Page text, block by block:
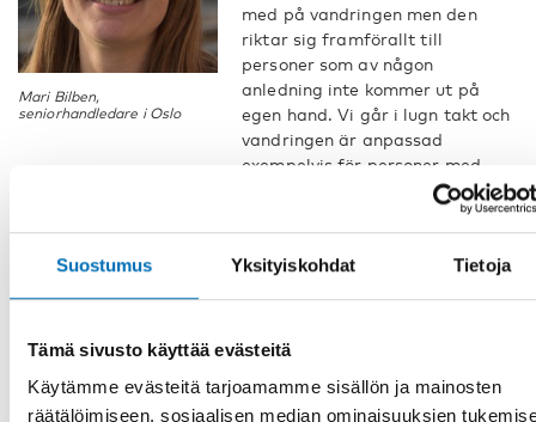
Suostumus Yksityiskohdat Tietoja
Tämä sivusto käyttää evästeitä
Käytämme evästeitä tarjoamamme sisällön ja mainosten
räätälöimiseen, sosiaalisen median ominaisuuksien
Mari Bilben,
seniorhandledare i Oslo
med på vandringen men den
riktar sig framförallt till
personer som av någon
anledning inte kommer ut på
egen hand. Vi går i lugn takt och
vandringen är anpassad
exempelvis för personer med
rullstol eller synnedsättning.
Vandringarna genomförs i samarbete med föreningen
Hoffselvens venner, berättar Mari Bilben som är
seniorhandledare i Bydel Ullern i Oslo.
Oslo och Göteborg hör tillsammans med Trondheim, Esbjerg,
Östersund och Tammerfors till ett nordiskt nätverk för
åldersvänliga städer och kommuner. Nätverket koordineras
av Nordens välfärdscenter.